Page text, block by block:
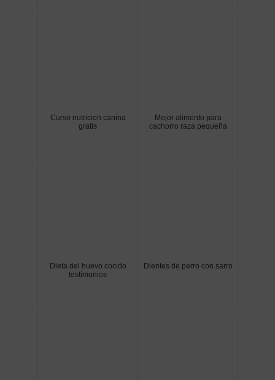
Curso nutricion canina
gratis
Mejor alimento para
cachorro raza pequeña
Dieta del huevo cocido
testimonios
Dientes de perro con sarro